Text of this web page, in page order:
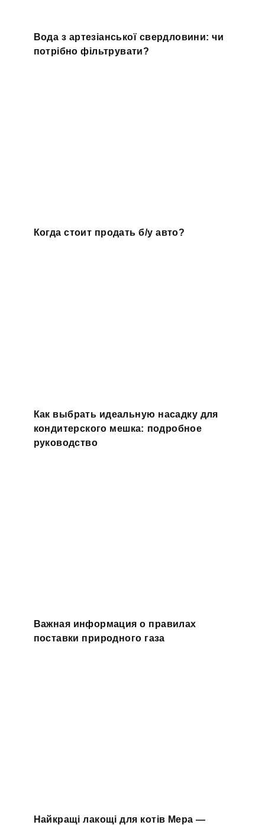
Вода з артезіанської свердловини: чи
потрібно фільтрувати?
Когда стоит продать б/у авто?
Как выбрать идеальную насадку для
кондитерского мешка: подробное
руководство
Важная информация о правилах
поставки природного газа
Найкращі лакощі для котів Мера —